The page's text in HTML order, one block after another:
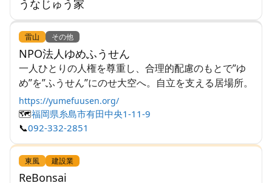
うなじゅう家
雷山 その他
NPO法人ゆめふうせん
一人ひとりの人権を尊重し、合理的配慮のもとで”ゆ
め”を”ふうせん”にのせ大空へ。自立を支える居場所。
https://yumefuusen.org/
🗺️福岡県糸島市有田中央1-11-9
📞092-332-2851
東風 建設業
ReBonsai